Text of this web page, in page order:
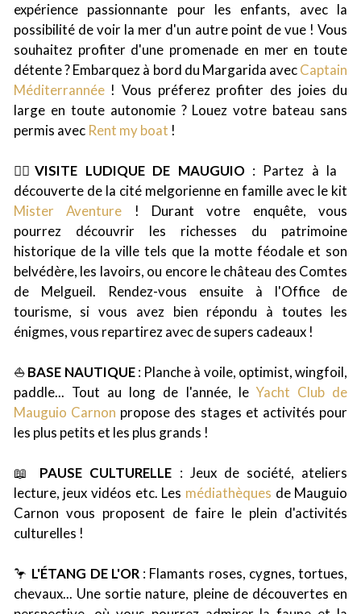
expérience passionnante pour les enfants, avec la
possibilité de voir la mer d'un autre point de vue ! Vous
souhaitez profiter d'une promenade en mer en toute
détente ? Embarquez à bord du Margarida avecCaptain
Méditerrannée! Vous préferez profiter des joies du
large en toute autonomie ? Louez votre bateau sans
permis avec Rent my boat !
🕵️‍♀️VISITE LUDIQUE DE MAUGUIO: Partez à la
découverte de la cité melgorienne en famille avec le kit
Mister Aventure ! Durant votre enquête, vous
pourrez découvrir les richesses du patrimoine
historique de la ville tels que la motte féodale et son
belvédère, les lavoirs, ou encore le château des Comtes
de Melgueil. Rendez-vous ensuite à l'Office de
tourisme, si vous avez bien répondu à toutes les
énigmes, vous repartirez avec de supers cadeaux !
⛵BASE NAUTIQUE: Planche à voile, optimist, wingfoil,
paddle... Tout au long de l'année, leYacht Club de
Mauguio Carnon propose des stages et activités pour
les plus petits et les plus grands !
📖 PAUSE CULTURELLE : Jeux de société, ateliers
lecture, jeux vidéos etc. Les médiathèques de Mauguio
Carnon vous proposent de faire le plein d'activités
culturelles !
🦩 L'ÉTANG DE L'OR : Flamants roses, cygnes, tortues,
chevaux... Une sortie nature, pleine de découvertes en